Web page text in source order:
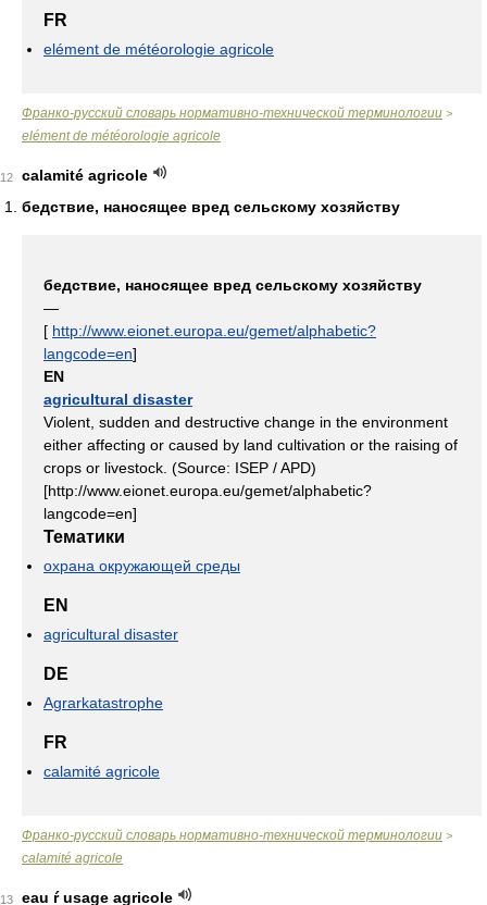
FR
elément de météorologie agricole
Франко-русский словарь нормативно-технической терминологии >
elément de météorologie agricole
12
calamité agricole
бедствие, наносящее вред сельскому хозяйству
бедствие, наносящее вред сельскому хозяйству
—
[ http://www.eionet.europa.eu/gemet/alphabetic?
langcode=en]
EN
agricultural disaster
Violent, sudden and destructive change in the environment
either affecting or caused by land cultivation or the raising of
crops or livestock. (Source: ISEP / APD)
[http://www.eionet.europa.eu/gemet/alphabetic?
langcode=en]
Тематики
охрана окружающей среды
EN
agricultural disaster
DE
Agrarkatastrophe
FR
calamité agricole
Франко-русский словарь нормативно-технической терминологии >
calamité agricole
13 eau ŕ usage agricole